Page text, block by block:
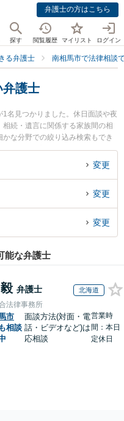
弁護士の方はこちら
探す 閲覧履歴 マイリスト ログイン
る弁護士 南相馬市で法律相談
弁護士
名見つかりました。休日面談や夜
続・遺言に関係する家族間の相
な分野での絞り込み検索もでき
弁護士のプロフィール情報や弁護
馬市で土日や夜間に発生した家
』などでお困りの相談者さんに
変更
変更
変更
能な弁護士
弁護士 北海道
法律事務所
市
相談
面談方法(対面・電
話・ビデオなど)は
応相談
営業時
間：本日
定休日